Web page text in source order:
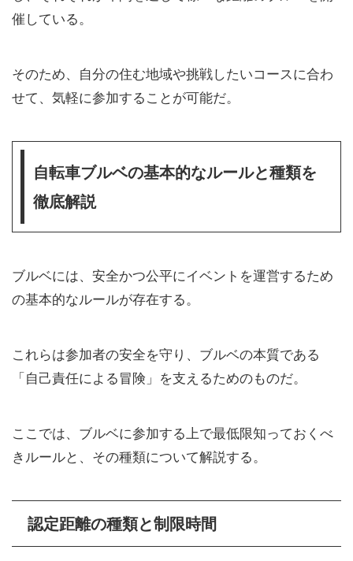
催している。
そのため、自分の住む地域や挑戦したいコースに合わ
せて、気軽に参加することが可能だ。
自転車ブルベの基本的なルールと種類を
徹底解説
ブルベには、安全かつ公平にイベントを運営するため
の基本的なルールが存在する。
これらは参加者の安全を守り、ブルベの本質である
「自己責任による冒険」を支えるためのものだ。
ここでは、ブルベに参加する上で最低限知っておくべ
きルールと、その種類について解説する。
認定距離の種類と制限時間